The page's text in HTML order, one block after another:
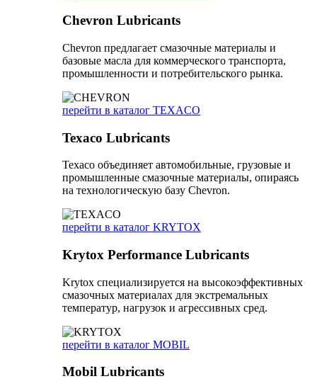
Chevron Lubricants
Chevron предлагает смазочные материалы и
базовые масла для коммерческого транспорта,
промышленности и потребительского рынка.
перейти в каталог TEXACO
Texaco Lubricants
Texaco объединяет автомобильные, грузовые и
промышленные смазочные материалы, опираясь
на технологическую базу Chevron.
перейти в каталог KRYTOX
Krytox Performance Lubricants
Krytox специализируется на высокоэффективных
смазочных материалах для экстремальных
температур, нагрузок и агрессивных сред.
перейти в каталог MOBIL
Mobil Lubricants